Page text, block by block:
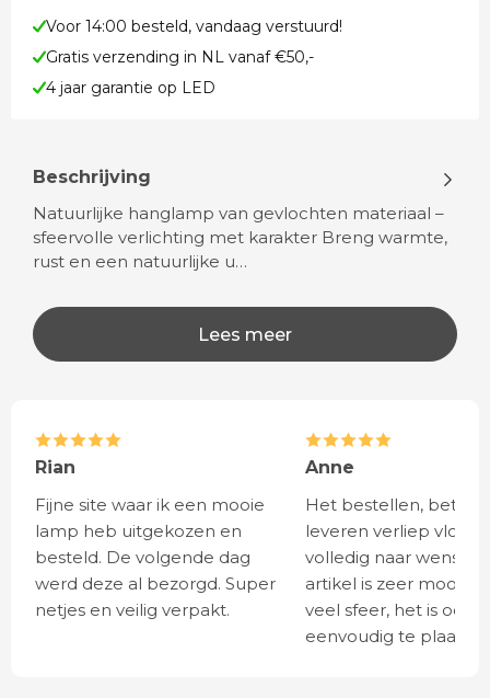
Voor 14:00 besteld, vandaag verstuurd!
Gratis verzending in NL vanaf €50,-
4 jaar garantie op LED
Beschrijving
Natuurlijke hanglamp van gevlochten materiaal –
sfeervolle verlichting met karakter Breng warmte,
rust en een natuurlijke u…
Lees meer
Rian
Fijne site waar ik een mooie
lamp heb uitgekozen en
besteld. De volgende dag
werd deze al bezorgd. Super
netjes en veilig verpakt.
Anne
Het bestellen,
leveren verliep vlot en
volledig naar wens.
artikel is zeer mooi
veel sfeer, het is ook
eenvoudig te